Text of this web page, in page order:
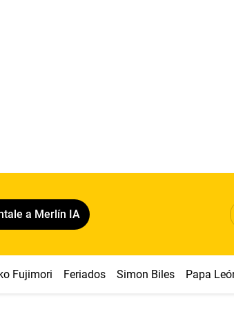
a Merlín IA
Fujimori Feriados Simon Biles Papa